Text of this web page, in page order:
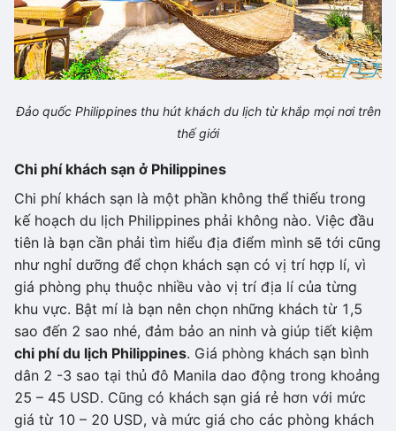
Đảo quốc Philippines thu hút khách du lịch từ khắp mọi nơi trên
thế giới
Chi phí khách sạn ở Philippines
Chi phí khách sạn là một phần không thể thiếu trong
kế hoạch du lịch Philippines phải không nào. Việc đầu
tiên là bạn cần phải tìm hiểu địa điểm mình sẽ tới cũng
như nghỉ dưỡng để chọn khách sạn có vị trí hợp lí, vì
giá phòng phụ thuộc nhiều vào vị trí địa lí của từng
khu vực. Bật mí là bạn nên chọn những khách từ 1,5
sao đến 2 sao nhé, đảm bảo an ninh và giúp tiết kiệm
chi phí du lịch Philippines. Giá phòng khách sạn bình
dân 2 -3 sao tại thủ đô Manila dao động trong khoảng
25 – 45 USD. Cũng có khách sạn giá rẻ hơn với mức
giá từ 10 – 20 USD, và mức giá cho các phòng khách